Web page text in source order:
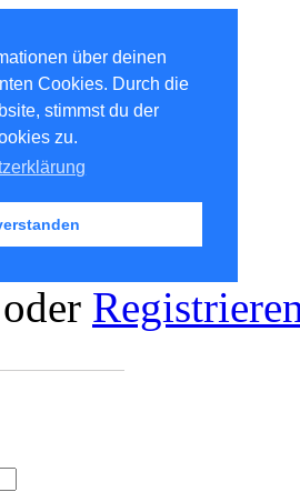
über deinen
Cookies. Durch die
stimmst du der
zu.
oder